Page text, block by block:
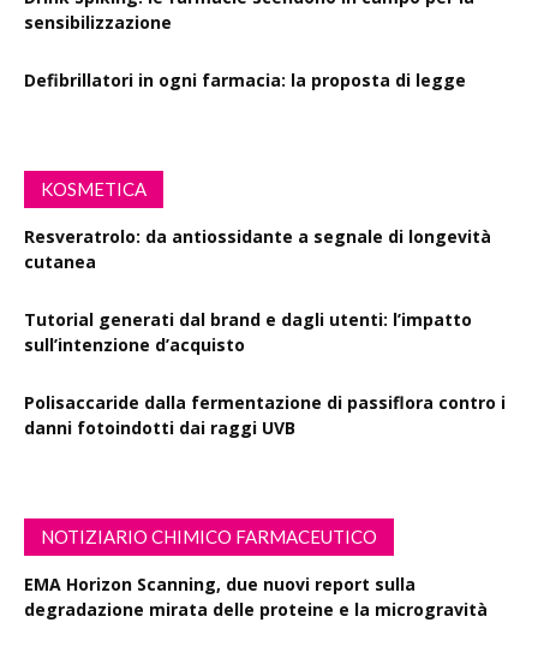
sensibilizzazione
Defibrillatori in ogni farmacia: la proposta di legge
KOSMETICA
Resveratrolo: da antiossidante a segnale di longevità
cutanea
Tutorial generati dal brand e dagli utenti: l’impatto
sull’intenzione d’acquisto
Polisaccaride dalla fermentazione di passiflora contro i
danni fotoindotti dai raggi UVB
NOTIZIARIO CHIMICO FARMACEUTICO
EMA Horizon Scanning, due nuovi report sulla
degradazione mirata delle proteine e la microgravità